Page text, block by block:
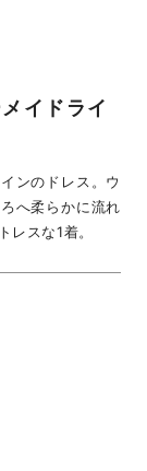
イドライ
ンのドレス。ウ
へ柔らかに流れ
レスな1着。